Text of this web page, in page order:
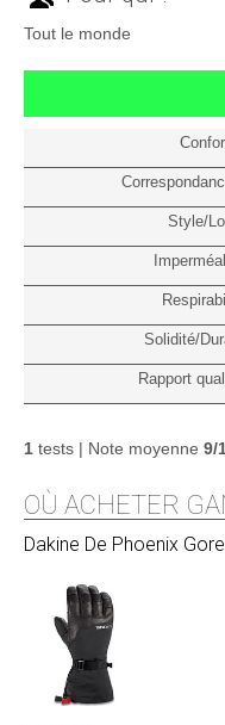
Tout le monde
Style/
Solidité/
Rapport
1 tests | Note moyenne 9/
OÙ ACHETER
Dakine De Phoenix